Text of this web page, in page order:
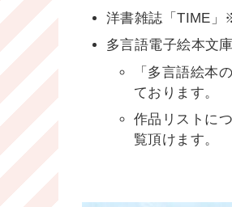
洋書雑誌「TIME
多言語電子絵本文庫
「多言語絵本
ております。
作品リストに
覧頂けます。